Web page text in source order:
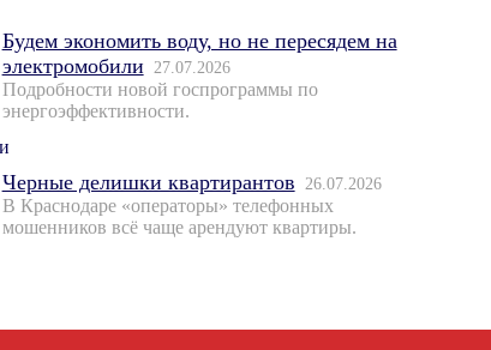
Будем экономить воду, но не пересядем на
электромобили
27.07.2026
Подробности новой госпрограммы по
энергоэффективности.
Черные делишки квартирантов 26.07.2026
В Краснодаре «операторы» телефонных
мошенников всё чаще арендуют квартиры.